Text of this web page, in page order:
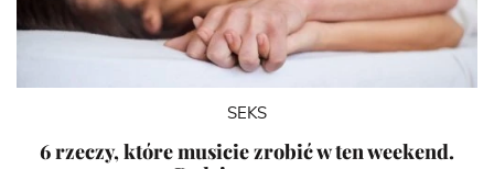
SEKS
6 rzeczy, które musicie zrobić w ten weekend.